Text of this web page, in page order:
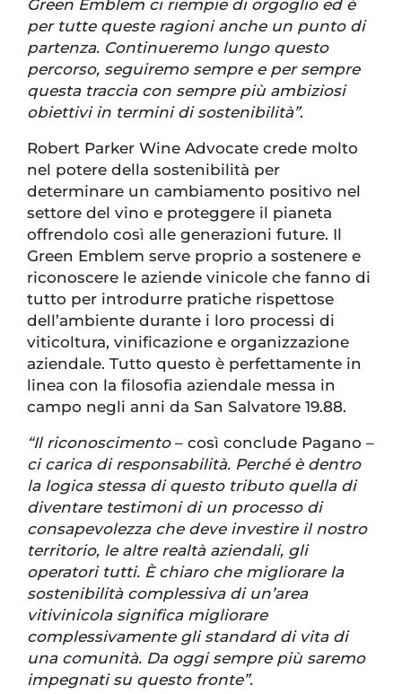
Green Emblem ci riempie di orgoglio ed è
per tutte queste ragioni anche un punto di
partenza. Continueremo lungo questo
percorso, seguiremo sempre e per sempre
questa traccia con sempre più ambiziosi
obiettivi in termini di sostenibilità”.
Robert Parker Wine Advocate crede molto
nel potere della sostenibilità per
determinare un cambiamento positivo nel
settore del vino e proteggere il pianeta
offrendolo così alle generazioni future. Il
Green Emblem serve proprio a sostenere e
riconoscere le aziende vinicole che fanno di
tutto per introdurre pratiche rispettose
dell’ambiente durante i loro processi di
viticoltura, vinificazione e organizzazione
aziendale. Tutto questo è perfettamente in
linea con la filosofia aziendale messa in
campo negli anni da San Salvatore 19.88.
“Il riconoscimento– così conclude Pagano –
ci carica di responsabilità. Perché è dentro
la logica stessa di questo tributo quella di
diventare testimoni di un processo di
consapevolezza che deve investire il nostro
territorio, le altre realtà aziendali, gli
operatori tutti. È chiaro che migliorare la
sostenibilità complessiva di un’area
vitivinicola significa migliorare
complessivamente gli standard di vita di
una comunità. Da oggi sempre più saremo
impegnati su questo fronte”.